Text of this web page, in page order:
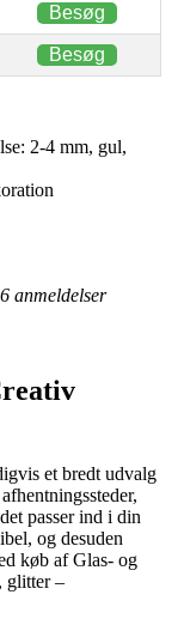
Besøg
Besøg
2-4 mm, gul,
anmeldelser
et bredt udvalg
passer ind i din
og desuden
køb af Glas- og
glitter –